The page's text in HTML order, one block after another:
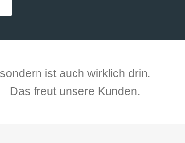
sondern ist auch wirklich drin.
Das freut unsere Kunden.